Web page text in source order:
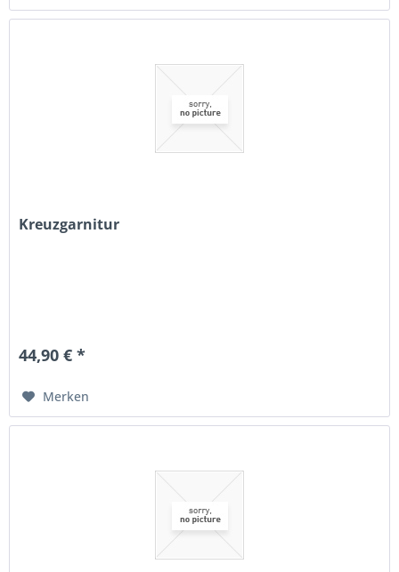
Kreuzgarnitur
44,90 € *
Merken